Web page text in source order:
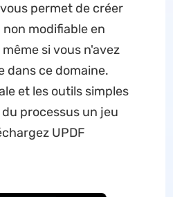
permet de créer
modifiable en
si vous n'avez
dans ce domaine.
et les outils simples
processus un jeu
UPDF